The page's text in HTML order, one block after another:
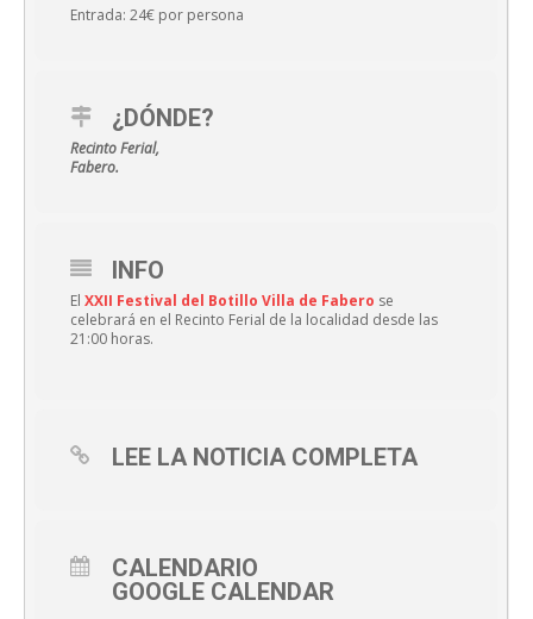
Entrada: 24€ por persona
¿DÓNDE?
Recinto Ferial,
Fabero.
INFO
El XXII Festival del Botillo Villa de Fabero se
celebrará en el Recinto Ferial de la localidad desde las
21:00 horas.
LEE LA NOTICIA COMPLETA
CALENDARIO
GOOGLE CALENDAR